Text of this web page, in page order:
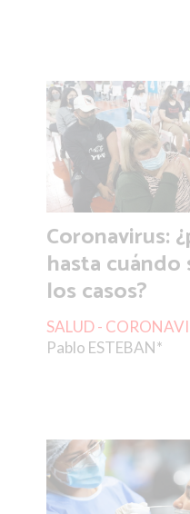
Coronavirus:
hasta cuándo
los casos?
Pablo ESTEBAN*
SALUD -